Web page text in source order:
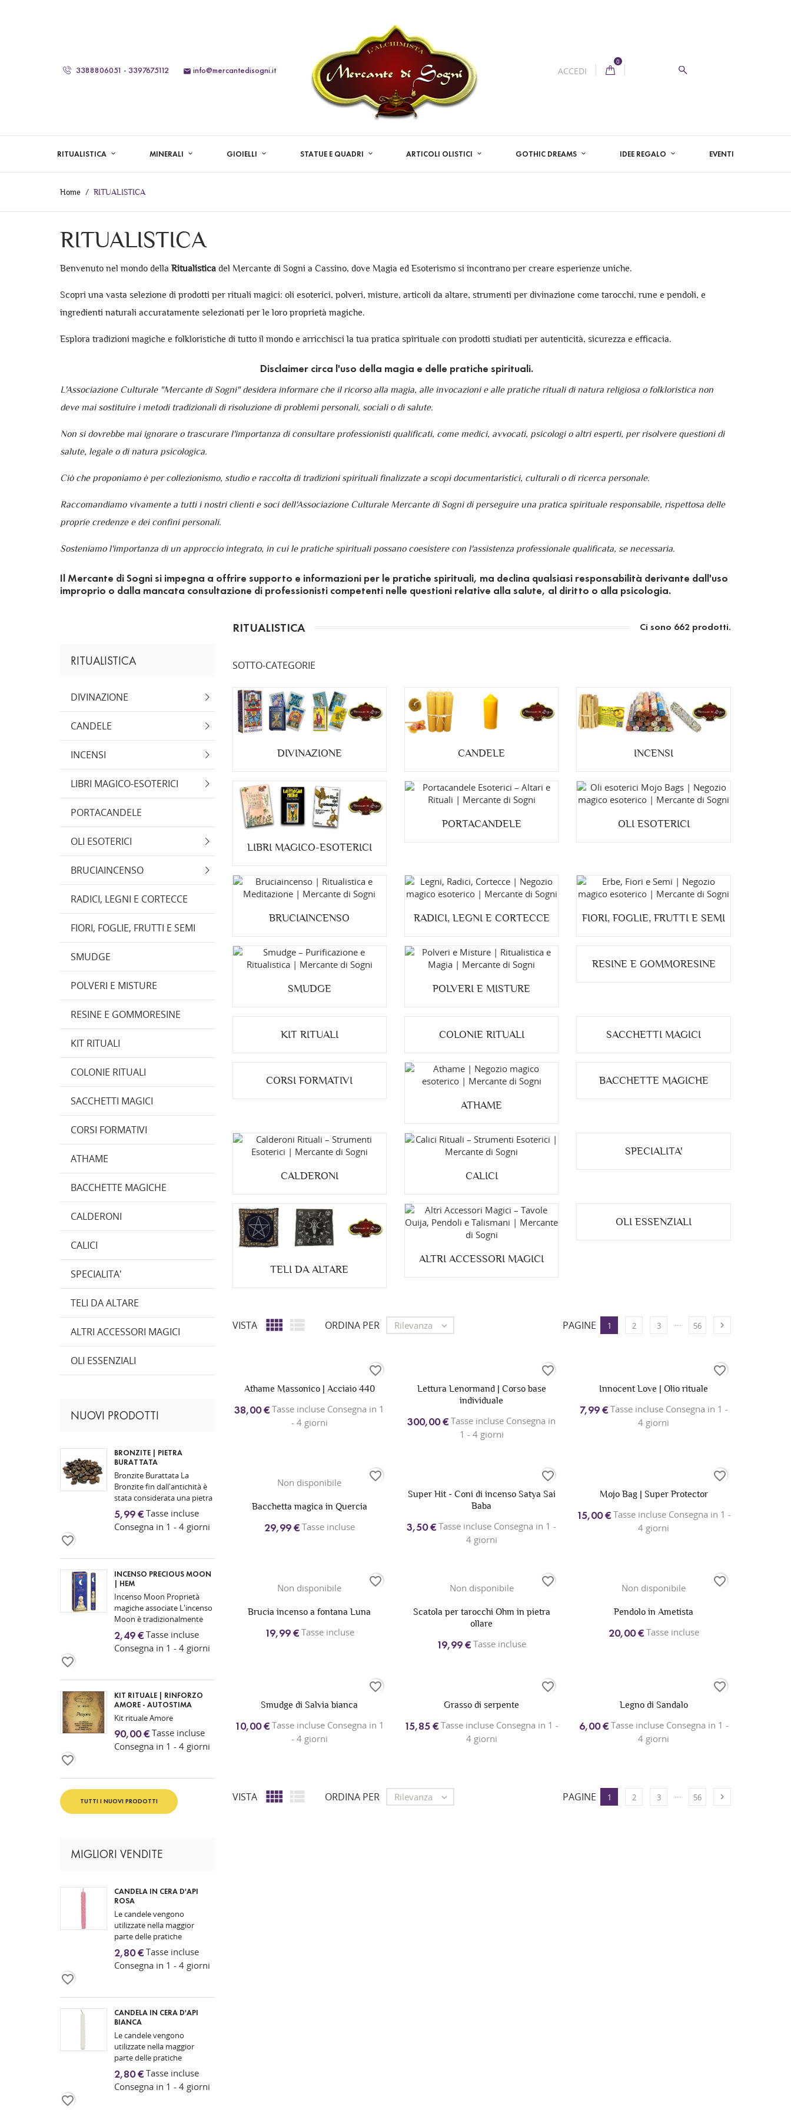
3388806051 - 3397675112  info@mercantedisogni.it ACCEDI
0
RITUALISTICA MINERALI GIOIELLI STATUE E QUADRI ARTICOLI OLISTICI GOTHIC DREAMS IDEE REGALO EVENTI
Home RITUALISTICA
RITUALISTICA
Benvenuto nel mondo della Ritualistica del Mercante di Sogni a Cassino, dove Magia ed Esoterismo si incontrano per creare esperienze uniche.
Scopri una vasta selezione di prodotti per rituali magici: oli esoterici, polveri, misture, articoli da altare, strumenti per divinazione come tarocchi, rune e pendoli, e
ingredienti naturali accuratamente selezionati per le loro proprietà magiche.
Esplora tradizioni magiche e folkloristiche di tutto il mondo e arricchisci la tua pratica spirituale con prodotti studiati per autenticità, sicurezza e efficacia.
Disclaimer circa l'uso della magia e delle pratiche spirituali.
L'Associazione Culturale "Mercante di Sogni" desidera informare che il ricorso alla magia, alle invocazioni e alle pratiche rituali di natura religiosa o folkloristica non
deve mai sostituire i metodi tradizionali di risoluzione di problemi personali, sociali o di salute.
Non si dovrebbe mai ignorare o trascurare l'importanza di consultare professionisti qualificati, come medici, avvocati, psicologi o altri esperti, per risolvere questioni di
salute, legale o di natura psicologica.
Ciò che proponiamo è per collezionismo, studio e raccolta di tradizioni spirituali finalizzate a scopi documentaristici, culturali o di ricerca personale.
Raccomandiamo vivamente a tutti i nostri clienti e soci dell'Associazione Culturale Mercante di Sogni di perseguire una pratica spirituale responsabile, rispettosa delle
proprie credenze e dei confini personali.
Sosteniamo l'importanza di un approccio integrato, in cui le pratiche spirituali possano coesistere con l'assistenza professionale qualificata, se necessaria.
Il Mercante di Sogni si impegna a offrire supporto e informazioni per le pratiche spirituali, ma declina qualsiasi responsabilità derivante dall'uso
improprio o dalla mancata consultazione di professionisti competenti nelle questioni relative alla salute, al diritto o alla psicologia.
RITUALISTICA
DIVINAZIONE
CANDELE
INCENSI
LIBRI MAGICO-ESOTERICI
PORTACANDELE
OLI ESOTERICI
BRUCIAINCENSO
RADICI, LEGNI E CORTECCE
FIORI, FOGLIE, FRUTTI E SEMI
SMUDGE
POLVERI E MISTURE
RESINE E GOMMORESINE
KIT RITUALI
COLONIE RITUALI
SACCHETTI MAGICI
CORSI FORMATIVI
ATHAME
BACCHETTE MAGICHE
CALDERONI
CALICI
SPECIALITA'
TELI DA ALTARE
ALTRI ACCESSORI MAGICI
OLI ESSENZIALI
NUOVI PRODOTTI
BRONZITE | PIETRA
BURATTATA
Bronzite Burattata La
Bronzite fin dall'antichità è
stata considerata una pietra
legata alla forza interiore,
all'autocontrollo e alla
protezione...
5,99 € Tasse incluse
Consegna in 1 - 4 giorni
favorite_border
INCENSO PRECIOUS MOON
| HEM
Incenso Moon Proprietà
magiche associate L'incenso
Moon è tradizionalmente
utilizzato nelle pratiche
esoteriche e spirituali come
simbolo di...
2,49 € Tasse incluse
Consegna in 1 - 4 giorni
favorite_border
KIT RITUALE | RINFORZO
AMORE - AUTOSTIMA
Kit rituale Amore
90,00 € Tasse incluse
Consegna in 1 - 4 giorni
favorite_border
TUTTI I NUOVI PRODOTTI
MIGLIORI VENDITE
CANDELA IN CERA D'API
ROSA
Le candele vengono
utilizzate nella maggior
parte delle pratiche
spirituali, siano esse di
natura religiosa o
magica, poiché
2,80 € Tasse incluse
Consegna in 1 - 4 giorni
favorite_border
CANDELA IN CERA D'API
BIANCA
Le candele vengono
utilizzate nella maggior
parte delle pratiche
spirituali, siano esse di
natura religiosa o
magica, poiché
2,80 € Tasse incluse
Consegna in 1 - 4 giorni
favorite_border
RITUALISTICA Ci sono 662 prodotti.
SOTTO-CATEGORIE
DIVINAZIONE CANDELE INCENSI
LIBRI MAGICO-ESOTERICI
PORTACANDELE OLI ESOTERICI
BRUCIAINCENSO RADICI, LEGNI E CORTECCE FIORI, FOGLIE, FRUTTI E SEMI
SMUDGE POLVERI E MISTURE
RESINE E GOMMORESINE
KIT RITUALI COLONIE RITUALI SACCHETTI MAGICI
CORSI FORMATIVI
ATHAME
BACCHETTE MAGICHE
CALDERONI CALICI
SPECIALITA'
TELI DA ALTARE
ALTRI ACCESSORI MAGICI
OLI ESSENZIALI
VISTA   ORDINA PER Rilevanza  PAGINE 1 2 3 56 
Athame Massonico | Acciaio 440
38,00 € Tasse incluse Consegna in 1
- 4 giorni
favorite_border
Lettura Lenormand | Corso base
individuale
300,00 € Tasse incluse Consegna in
1 - 4 giorni
favorite_border
Innocent Love | Olio rituale
7,99 €Tasse incluse Consegna in 1 -
4 giorni
favorite_border
Non disponibile
Bacchetta magica in Quercia
29,99 €Tasse incluse
favorite_border
Super Hit - Coni di incenso Satya Sai
Baba
3,50 € Tasse incluse Consegna in 1 -
4 giorni
favorite_border
Mojo Bag | Super Protector
15,00 €Tasse incluse Consegna in 1 -
4 giorni
favorite_border
Non disponibile
Brucia incenso a fontana Luna
19,99 €Tasse incluse
favorite_border Non disponibile
Scatola per tarocchi Ohm in pietra
ollare
19,99 € Tasse incluse
favorite_border Non disponibile
Pendolo in Ametista
20,00 €Tasse incluse
favorite_border
Smudge di Salvia bianca
10,00 €Tasse incluse Consegna in 1
- 4 giorni
favorite_border
Grasso di serpente
15,85 € Tasse incluse Consegna in 1 -
4 giorni
favorite_border
Legno di Sandalo
6,00 €Tasse incluse Consegna in 1 -
4 giorni
favorite_border
VISTA   ORDINA PER Rilevanza  PAGINE 1 2 3 56 